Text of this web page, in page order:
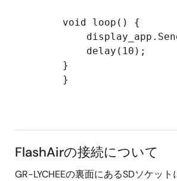
        void loop() {
            delay(10);
        }
        }
FlashAirの接続について
GR-LYCHEEの裏面にあるSDソケッ